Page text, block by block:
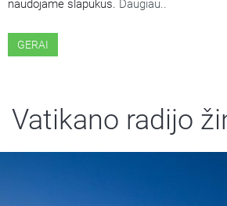
naudojame slapukus. Daugiau..
GERAI
Vatikano radijo